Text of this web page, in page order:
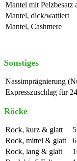
Mantel mit Pelzbesatz
Mantel, dick/wattiert
Mantel, Cashmere
Sonstiges
Nassimprägnierung
Expresszuschlag für
Röcke
Rock, kurz & glatt
Rock, mittel & glatt
Rock, lang & glatt